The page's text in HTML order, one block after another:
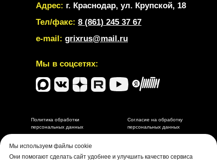
Мы используем файлы cookie
Они помогают сделать сайт удобнее и улучшить качество сервиса
Мы в соцсетях:
Адрес: г. Краснодар, ул. Крупской, 18
Тел/факс: 8 (861) 245 37 67
e-mail: grixrus@mail.ru
Разработка и маркетинговое сопровождение depdes.ru
Политика обработки
персональных данных
Согласие на обработку
персональных данных